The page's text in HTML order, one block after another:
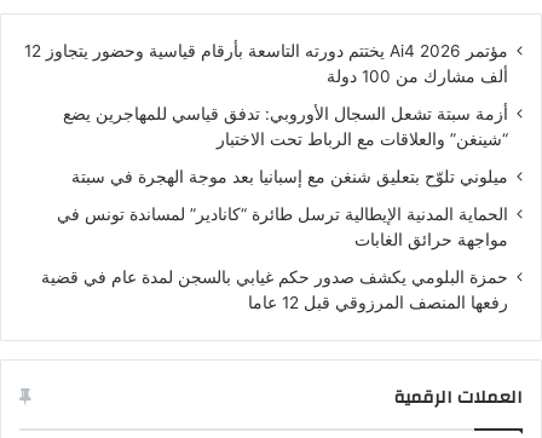
مؤتمر Ai4 2026 يختتم دورته التاسعة بأرقام قياسية وحضور يتجاوز 12
ألف مشارك من 100 دولة
أزمة سبتة تشعل السجال الأوروبي: تدفق قياسي للمهاجرين يضع
“شينغن” والعلاقات مع الرباط تحت الاختبار
ميلوني تلوّح بتعليق شنغن مع إسبانيا بعد موجة الهجرة في سبتة
الحماية المدنية الإيطالية ترسل طائرة “كانادير” لمساندة تونس في
مواجهة حرائق الغابات
حمزة البلومي يكشف صدور حكم غيابي بالسجن لمدة عام في قضية
رفعها المنصف المرزوقي قبل 12 عاما
العملات الرقمية